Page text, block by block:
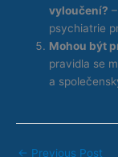
vyloučení?
psychiatrie
Mohou být
pravidla se
a
← Previous Post